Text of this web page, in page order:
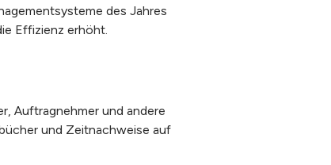
des Jahres
Effizienz erhöht.
Auftragnehmer und andere
und Zeitnachweise auf